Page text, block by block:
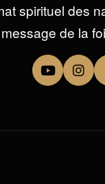
spirituel des
de la